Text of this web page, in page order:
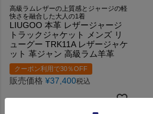
高級ラムレザーの上質感とジャージの軽
快さを融合した大人の1着
LIUGOO 本革 レザージャージ
トラックジャケット メンズ リ
ューグー TRK11A レザージャケ
ット 革ジャン 高級ラム羊革
クーポン利用で30％OFF
販売価格 ¥37,400税込